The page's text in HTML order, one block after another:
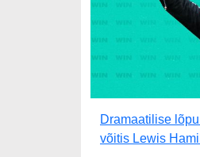
Dramaatilise
võitis Lewis